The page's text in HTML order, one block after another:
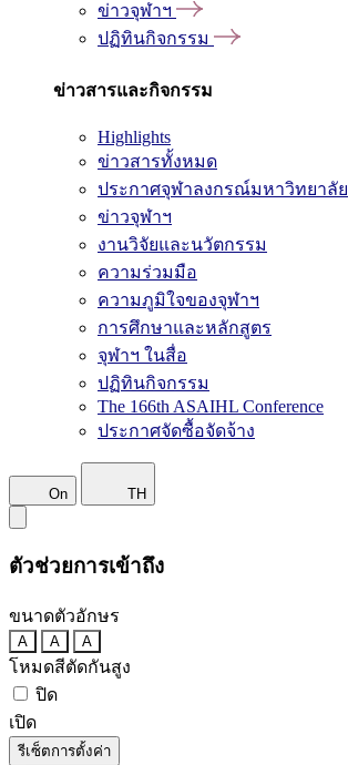
ข่าวจุฬาฯ
ปฏิทินกิจกรรม
ข่าวสารและกิจกรรม
Highlights
ข่าวสารทั้งหมด
ประกาศจุฬาลงกรณ์มหาวิทยาลัย
ข่าวจุฬาฯ
งานวิจัยและนวัตกรรม
ความร่วมมือ
ความภูมิใจของจุฬาฯ
การศึกษาและหลักสูตร
จุฬาฯ ในสื่อ
ปฏิทินกิจกรรม
The 166th ASAIHL Conference
ประกาศจัดซื้อจัดจ้าง
On TH
ตัวช่วยการเข้าถึง
ขนาดตัวอักษร
A A A
โหมดสีตัดกันสูง
ปิด
เปิด
รีเซ็ตการตั้งค่า